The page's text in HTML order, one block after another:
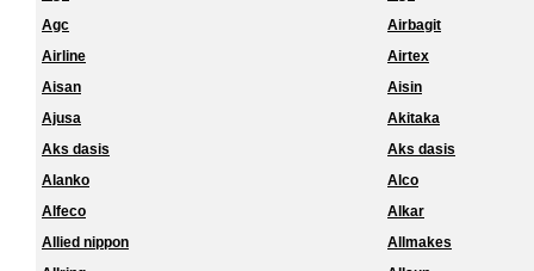
Agc
Airbagit
Airline
Airtex
Aisan
Aisin
Ajusa
Akitaka
Aks dasis
Aks dasis
Alanko
Alco
Alfeco
Alkar
Allied nippon
Allmakes